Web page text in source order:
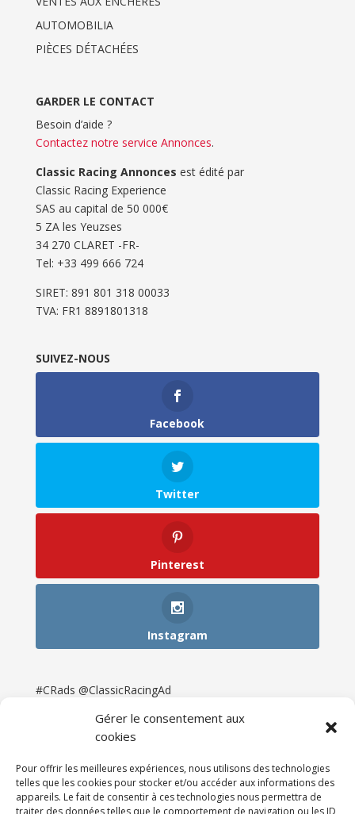
Gérer le consentement aux
cookies
Pour offrir les meilleures expériences, nous utilisons des technologies
telles que les cookies pour stocker et/ou accéder aux informations des
appareils. Le fait de consentir à ces technologies nous permettra de
traiter des données telles que le comportement de navigation ou les ID
AUTOMOBILIA
PIÈCES DÉTACHÉES
GARDER LE CONTACT
Besoin d’aide ?
Contactez notre service Annonces.
Classic Racing Annonces est édité par
Classic Racing Experience
SAS au capital de 50 000€
5 ZA les Yeuzses
34 270 CLARET -FR-
Tel: ‭+33 499 666 724‬
SIRET: 891 801 318 00033
TVA: FR1 8891801318
SUIVEZ-NOUS
Facebook
Twitter
Pinterest
Instagram
#CRads @ClassicRacingAd